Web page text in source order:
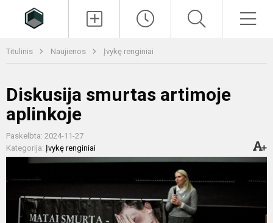
Titulinis Naujienos Įvykę renginiai
Diskusija smurtas artimoje
aplinkoje
Paskelbta: 2024-11-27
Kategorija: Įvykę renginiai